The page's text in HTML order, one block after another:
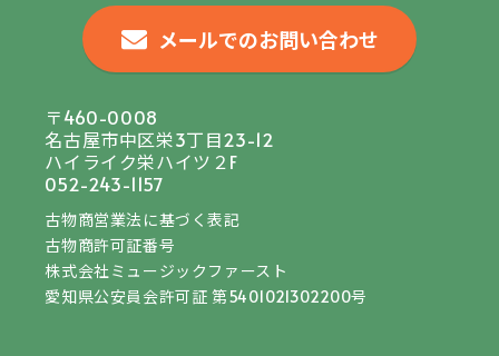
メールでのお問い合わせ
〒460-0008
名古屋市中区栄3丁目23-12
ハイライク栄ハイツ２F
052-243-1157
古物商営業法に基づく表記
古物商許可証番号
株式会社ミュージックファースト
愛知県公安員会許可証 第5401021302200号